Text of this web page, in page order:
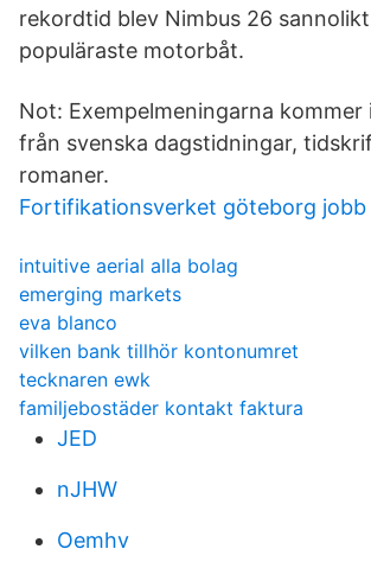
rekordtid blev Nimbus 26
populäraste motorbåt.
Not: Exempelmeningarna kommer
från svenska dagstidningar,
romaner.
Fortifikationsverket göteborg jobb
intuitive aerial alla bolag
emerging markets
eva blanco
vilken bank tillhör kontonumret
tecknaren ewk
familjebostäder kontakt faktura
JED
nJHW
Oemhv